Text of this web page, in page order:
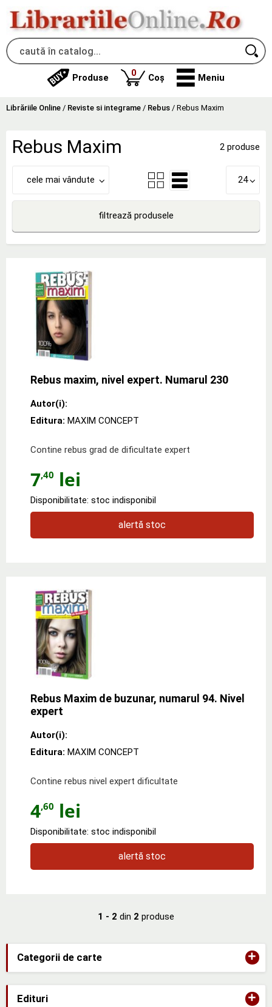
Produse 0produse
Coș Meniu
Librăriile Online / Reviste si integrame / Rebus / Rebus Maxim
Categorii de carte +
Edituri +
Rebus Maxim 2 produse
cele mai vândute 24
filtrează produsele
Rebus maxim, nivel expert. Numarul 230
Autor(i):
Editura: MAXIM CONCEPT
Contine rebus grad de dificultate expert
7,40 lei
Disponibilitate: stoc indisponibil
alertă stoc
Rebus Maxim de buzunar, numarul 94. Nivel
expert
Autor(i):
Editura: MAXIM CONCEPT
Contine rebus nivel expert dificultate
4,60 lei
Disponibilitate: stoc indisponibil
alertă stoc
1 - 2 din 2 produse